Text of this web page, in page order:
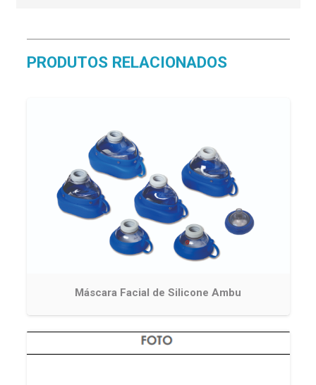
PRODUTOS RELACIONADOS
Máscara Facial de Silicone Ambu